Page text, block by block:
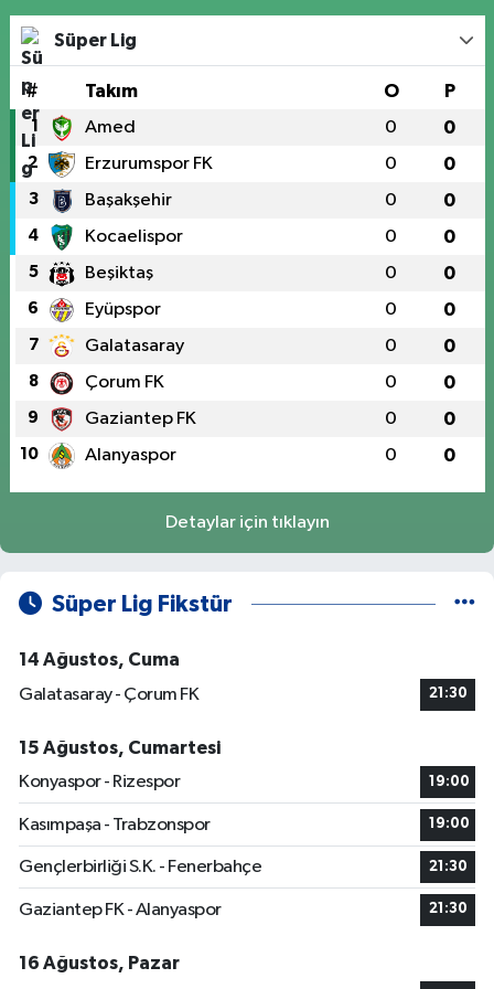
Süper Lig
# Takım O P
1 Amed 0 0
2 Erzurumspor FK 0 0
3 Başakşehir 0 0
4 Kocaelispor 0 0
5 Beşiktaş 0 0
6 Eyüpspor 0 0
7 Galatasaray 0 0
8 Çorum FK 0 0
9 Gaziantep FK 0 0
10 Alanyaspor 0 0
Detaylar için tıklayın
Süper Lig Fikstür
14 Ağustos, Cuma
Galatasaray - Çorum FK
21:30
15 Ağustos, Cumartesi
Konyaspor - Rizespor
19:00
Kasımpaşa - Trabzonspor 19:00
Gençlerbirliği S.K. - Fenerbahçe 21:30
Gaziantep FK - Alanyaspor 21:30
16 Ağustos, Pazar